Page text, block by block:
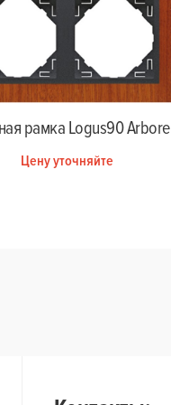
рамка Logus90 Arbore
Цену уточняйте